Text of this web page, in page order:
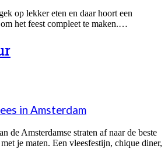
op lekker eten en daar hoort een
het feest compleet te maken.…
in Amsterdam
de Amsterdamse straten af naar de beste
je maten. Een vleesfestijn, chique diner,